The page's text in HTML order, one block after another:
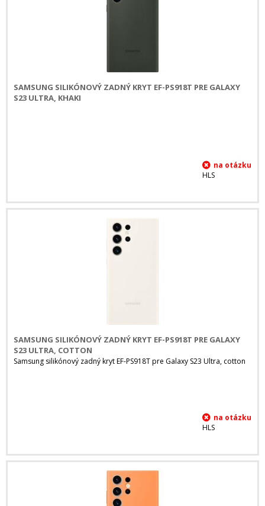
SAMSUNG SILIKÓNOVÝ ZADNÝ KRYT EF-PS918T PRE GALAXY
S23 ULTRA, KHAKI
HLS
SAMSUNG SILIKÓNOVÝ ZADNÝ KRYT EF-PS918T PRE GALAXY
S23 ULTRA, COTTON
Samsung silikónový zadný kryt EF-PS918T pre Galaxy S23 Ultra, cotton
HLS